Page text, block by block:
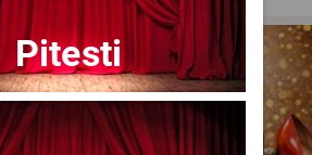
Pitesti